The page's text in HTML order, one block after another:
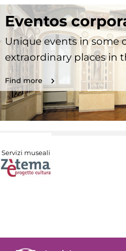
Eventos
Unique events in some
extraordinary places in
Find more
Servizi museali